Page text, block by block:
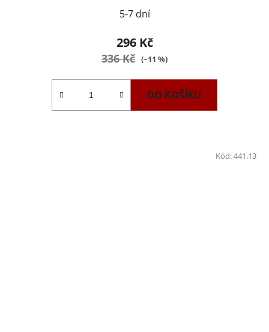
5-7 dní
296 Kč
336 Kč (–11 %)
DO KOŠÍKU
Kód:441.13